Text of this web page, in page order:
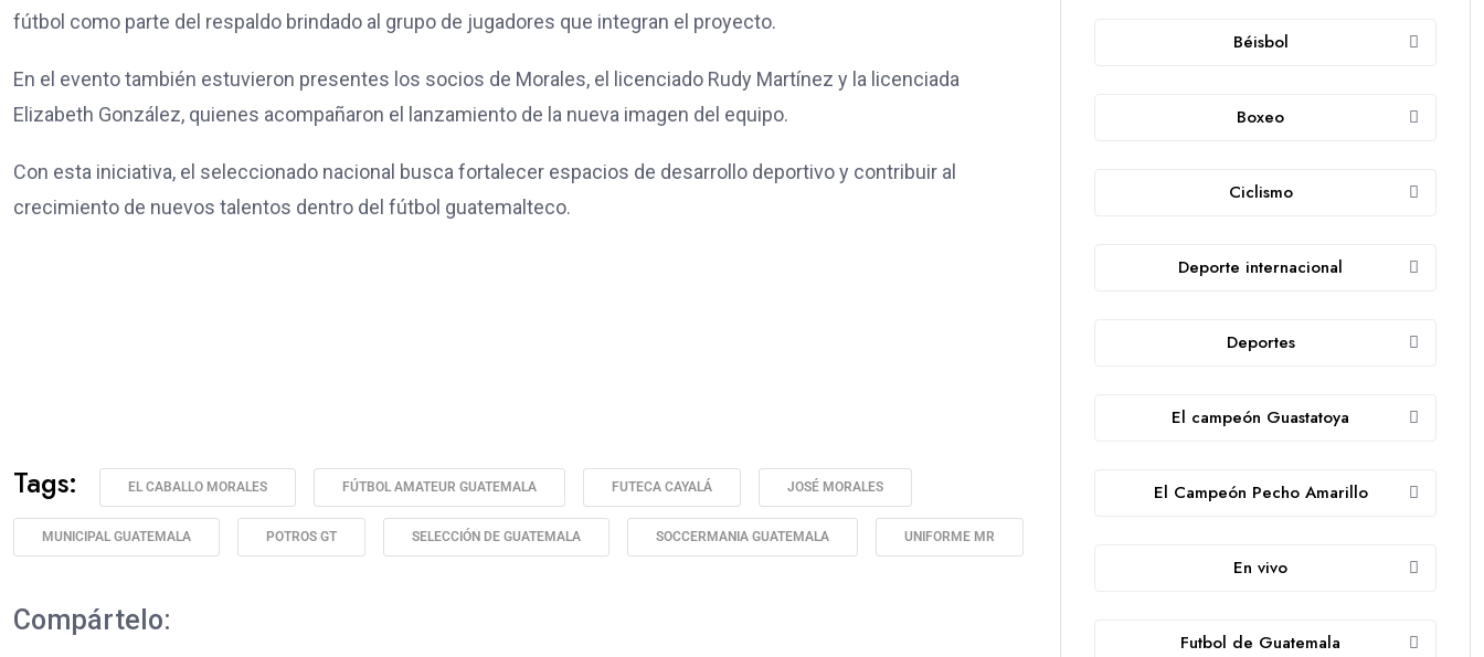
fútbol como parte del respaldo brindado al grupo de jugadores que integran el proyecto.
En el evento también estuvieron presentes los socios de Morales, el licenciado Rudy Martínez y la licenciada
Elizabeth González, quienes acompañaron el lanzamiento de la nueva imagen del equipo.
Con esta iniciativa, el seleccionado nacional busca fortalecer espacios de desarrollo deportivo y contribuir al
crecimiento de nuevos talentos dentro del fútbol guatemalteco.
Tags: EL CABALLO MORALES FÚTBOL AMATEUR GUATEMALA FUTECA CAYALÁ JOSÉ MORALES
MUNICIPAL GUATEMALA POTROS GT SELECCIÓN DE GUATEMALA SOCCERMANIA GUATEMALA UNIFORME MR
Compártelo:
Béisbol
Boxeo
Ciclismo
Deporte internacional
Deportes
El campeón Guastatoya
El Campeón Pecho Amarillo
En vivo
Futbol de Guatemala